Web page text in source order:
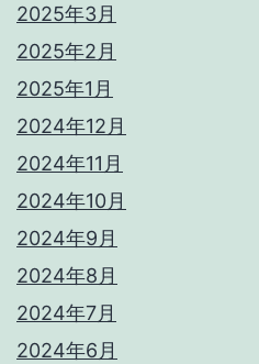
2025年3月
2025年2月
2025年1月
2024年12月
2024年11月
2024年10月
2024年9月
2024年8月
2024年7月
2024年6月